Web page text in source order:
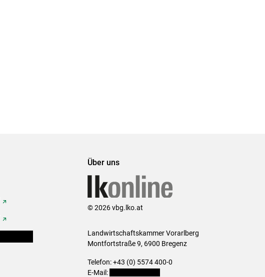
Über uns
© 2026 vbg.lko.at
Landwirtschaftskammer Vorarlberg
Montfortstraße 9, 6900 Bregenz
Telefon: +43 (0) 5574 400-0
E-Mail: